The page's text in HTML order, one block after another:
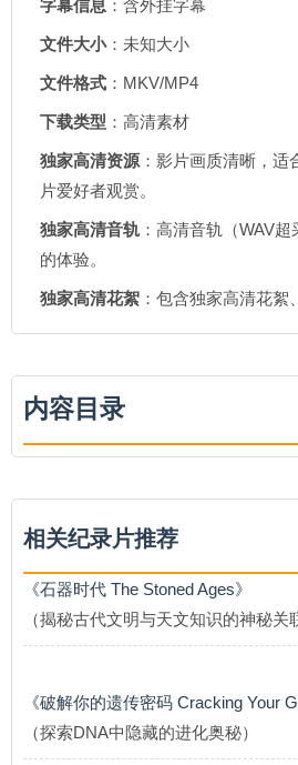
字幕信息 ：含外挂字幕
文件大小：未知大小
文件格式 ：MKV/MP4
下载类型 ：高清素材
独家高清资源 ：影片画质清晰，
片爱好者观赏。
独家高清音轨 ：高清音轨（WAV
的体验。
独家高清花絮 ：包含独家高清花絮
内容目录
相关纪录片推荐
《石器时代 The Stoned Ages》
（揭秘古代文明与天文知识的神秘关
《破解你的遗传密码 Cracking Your
（探索DNA中隐藏的进化奥秘）